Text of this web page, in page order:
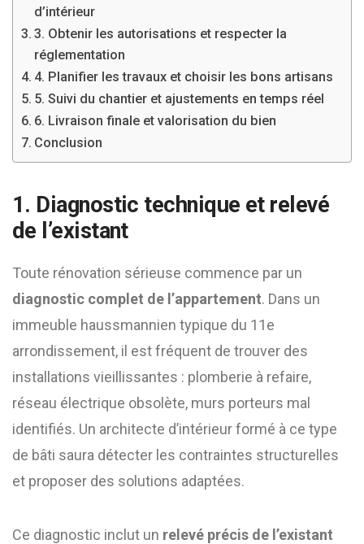
d’intérieur
3. Obtenir les autorisations et respecter la
réglementation
4. Planifier les travaux et choisir les bons artisans
5. Suivi du chantier et ajustements en temps réel
6. Livraison finale et valorisation du bien
Conclusion
1. Diagnostic technique et relevé
de l’existant
Toute rénovation sérieuse commence par un
diagnostic complet de l’appartement. Dans un
immeuble haussmannien typique du 11e
arrondissement, il est fréquent de trouver des
installations vieillissantes : plomberie à refaire,
réseau électrique obsolète, murs porteurs mal
identifiés. Un architecte d’intérieur formé à ce type
de bâti saura détecter les contraintes structurelles
et proposer des solutions adaptées.
Ce diagnostic inclut un relevé précis de l’existant